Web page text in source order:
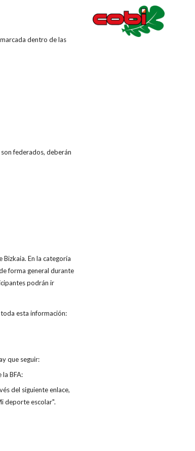
dentro de las
federados, deberán
En la categoría
forma general durante
podrán ir
esta información:
que seguir:
la BFA:
del siguiente enlace,
deporte escolar".